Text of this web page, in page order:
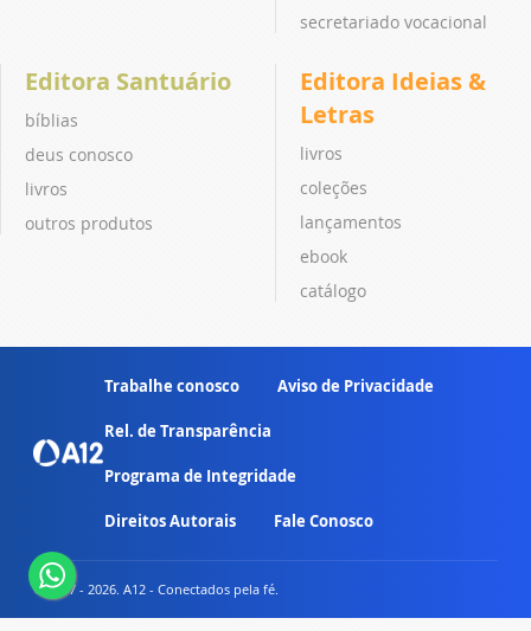
secretariado vocacional
Editora Santuário
bíblias
deus conosco
livros
outros produtos
Editora Ideias &
Letras
livros
coleções
lançamentos
ebook
catálogo
Trabalhe conosco Aviso de Privacidade
Rel. de Transparência
Programa de Integridade
Direitos Autorais Fale Conosco
© 2007 - 2026. A12 - Conectados pela fé.